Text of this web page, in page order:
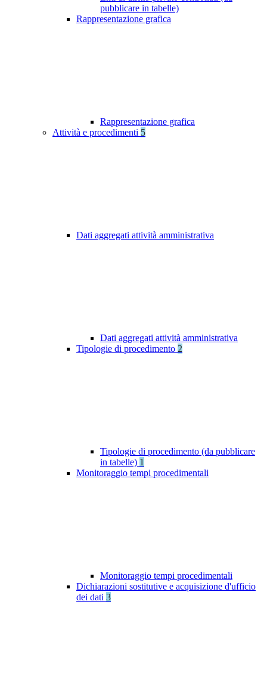
pubblicare in tabelle)
Rappresentazione grafica
Rappresentazione grafica
Attività e procedimenti 5
Dati aggregati attività amministrativa
Dati aggregati attività amministrativa
Tipologie di procedimento 2
Tipologie di procedimento (da pubblicare
in tabelle) 1
Monitoraggio tempi procedimentali
Monitoraggio tempi procedimentali
Dichiarazioni sostitutive e acquisizione d'ufficio
dei dati 3